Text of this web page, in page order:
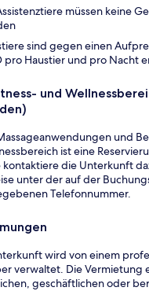
müssen keine
sind gegen einen
pro Haustier und pro Nacht
und
und
ist eine
kontaktiere die Unterkunft
unter der auf der
Telefonnummer.
wird von einem
verwaltet. Die Vermietung
geschäftlichen oder